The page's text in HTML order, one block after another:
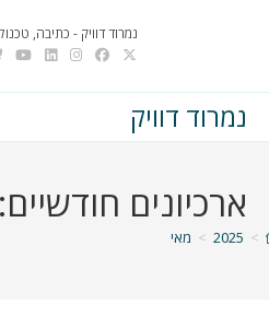
נמרוד דוויק - כתיבה,
נמרוד דוויק
ארכיונים חודשיים:
>
2025
> מאי